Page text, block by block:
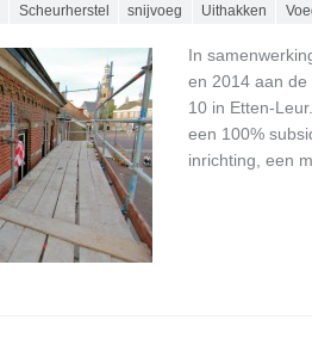
Scheurherstel snijvoeg Uithakken
In
en 2014 aan
10 in Etten-
een 100%
inrichting, een